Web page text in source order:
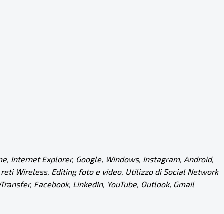
Internet Explorer, Google, Windows, Instagram, Android,
Wireless, Editing foto e video, Utilizzo di Social Network
Facebook, LinkedIn, YouTube, Outlook, Gmail